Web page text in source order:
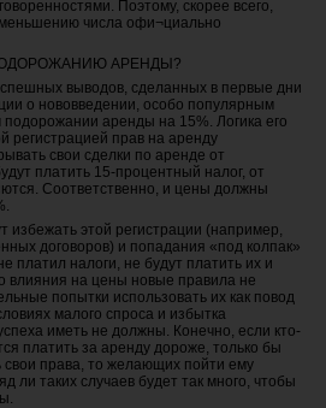
Поэтому, скорее всего,
числа офи¬циально
АРЕНДЫ?
выводов, сделанных в первые дни
о нововведении, особо популярным
аренды на 15%. Логика его
регистрацией прав на аренду
свои сделки по аренде от
платить 15-процентный налог, от
Соответственно, и цены должны
избежать этой регистрации (например,
договоров) и попадания «под колпак»
платил налоги, не будут платить их и
влияния на цены новые правила не
попытки использовать их как повод
малого спроса и избытка
иметь не должны. Конечно, если кто-
платить за аренду дороже, только бы
свои права, то желающих пойти ему
ли таких случаев будет так много, чтобы